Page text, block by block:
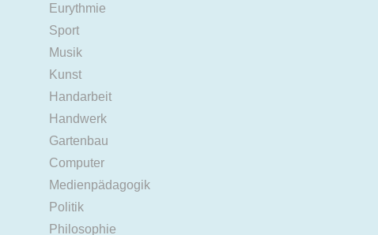
Eurythmie
Sport
Musik
Kunst
Handarbeit
Handwerk
Gartenbau
Computer
Medienpädagogik
Politik
Philosophie